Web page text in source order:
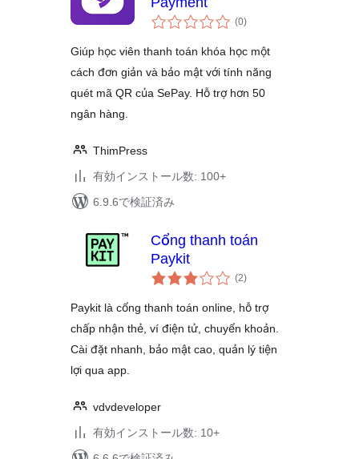
(0個
の)
Giúp học viên thanh toán khóa học một
cách đơn giản và bảo mật với tính năng
quét mã QR của SePay. Hỗ trợ hơn 50
ngân hàng.
ThimPress
有効インストール数: 100+
6.9.6で検証済み
Cổng thanh toán
Paykit
(2個
の
価
)
Paykit là cổng thanh toán online, hỗ trợ
chấp nhận thẻ, ví điện tử, chuyển khoản.
Cài đặt nhanh, bảo mật cao, quản lý tiện
lợi qua app.
vdvdeveloper
有効インストール数: 10+